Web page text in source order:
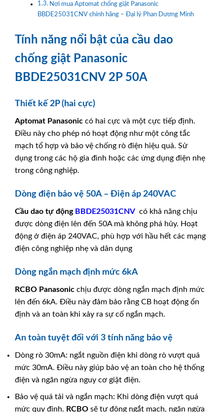
Nơi mua Aptomat chống giật Panasonic
BBDE25031CNV chính hãng – Đại lý Phan Dương Minh
Tính năng nổi bật của cầu dao
chống giật Panasonic
BBDE25031CNV 2P 50A
Thiết kế 2P (hai cực)
Aptomat Panasonic có hai cực và một cực tiếp định.
Điều này cho phép nó hoạt động như một công tắc
mạch tổ hợp và bảo vệ chống rò điện hiệu quả. Sử
dụng trong các hộ gia đình hoặc các ứng dụng điện nhẹ
trong công nghiệp.
Dòng điện bảo vệ 50A – Điện áp 240VAC
Cầu dao tự động BBDE25031CNV có khả năng chịu
được dòng điện lên đến 50A mà không phá hủy. Hoạt
động ở điện áp 240VAC, phù hợp với hầu hết các mạng
điện công nghiệp nhẹ và dân dụng
Dòng ngắn mạch định mức 6kA
RCBO Panasonic chịu được dòng ngắn mạch định mức
lên đến 6kA. Điều này đảm bảo rằng CB hoạt động ổn
định và an toàn khi xảy ra sự cố ngắn mạch.
An toàn tuyệt đối với 3 tính năng bảo vệ
Dòng rò 30mA: ngắt nguồn điện khi dòng rò vượt quá
mức 30mA. Điều này giúp bảo vệ an toàn cho hệ thống
điện và ngăn ngừa nguy cơ giật điện.
Bảo vệ quá tải và ngắn mạch: Khi dòng điện vượt quá
mức quy định. RCBO sẽ tự động ngắt mạch, ngăn ngừa